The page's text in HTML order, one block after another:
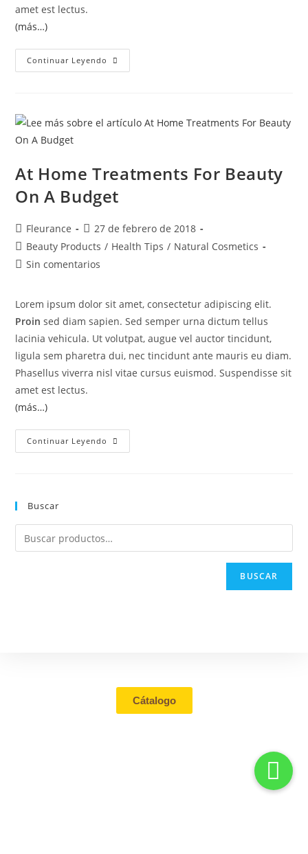
amet est lectus.
(más…)
Continuar Leyendo
At Home Treatments For Beauty
On A Budget
Fleurance
27 de febrero de 2018
Beauty Products / Health Tips / Natural Cosmetics
Sin comentarios
Lorem ipsum dolor sit amet, consectetur adipiscing elit.
Proin sed diam sapien. Sed semper urna dictum tellus
lacinia vehicula. Ut volutpat, augue vel auctor tincidunt,
ligula sem pharetra dui, nec tincidunt ante mauris eu diam.
Phasellus viverra nisl vitae cursus euismod. Suspendisse sit
amet est lectus.
(más…)
Continuar Leyendo
Buscar
BUSCAR
Cátalogo
Mi cuenta
Aviso de